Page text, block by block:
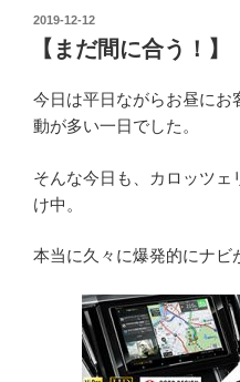
投
稿
日:
2019-12-12
【まだ間に合う！】
今日は平日ながらお昼にお
動が多い一日でした。
そんな今日も、カロッツ
け中。
本当に久々に爆発的にナビ